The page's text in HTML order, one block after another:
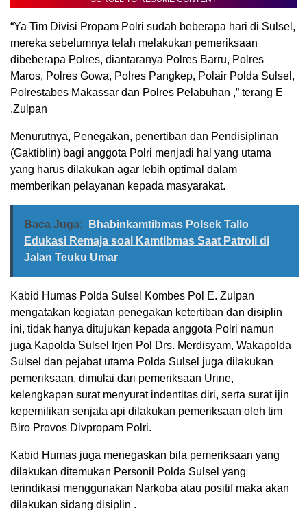
“Ya Tim Divisi Propam Polri sudah beberapa hari di Sulsel,
mereka sebelumnya telah melakukan pemeriksaan
dibeberapa Polres, diantaranya Polres Barru, Polres
Maros, Polres Gowa, Polres Pangkep, Polair Polda Sulsel,
Polrestabes Makassar dan Polres Pelabuhan ,” terang E
.Zulpan
Menurutnya, Penegakan, penertiban dan Pendisiplinan
(Gaktiblin) bagi anggota Polri menjadi hal yang utama
yang harus dilakukan agar lebih optimal dalam
memberikan pelayanan kepada masyarakat.
Baca Juga:
Bhabinkamtibmas Polsek Tallo
Edukasi Remaja soal Kamtibmas Saat Patroli di
Jalan Teuku Umar
Kabid Humas Polda Sulsel Kombes Pol E. Zulpan
mengatakan kegiatan penegakan ketertiban dan disiplin
ini, tidak hanya ditujukan kepada anggota Polri namun
juga Kapolda Sulsel Irjen Pol Drs. Merdisyam, Wakapolda
Sulsel dan pejabat utama Polda Sulsel juga dilakukan
pemeriksaan, dimulai dari pemeriksaan Urine,
kelengkapan surat menyurat indentitas diri, serta surat ijin
kepemilikan senjata api dilakukan pemeriksaan oleh tim
Biro Provos Divpropam Polri.
Kabid Humas juga menegaskan bila pemeriksaan yang
dilakukan ditemukan Personil Polda Sulsel yang
terindikasi menggunakan Narkoba atau positif maka akan
dilakukan sidang disiplin .